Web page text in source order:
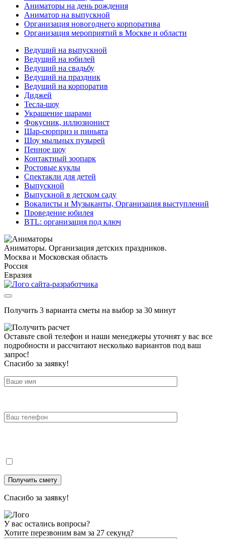
Аниматоры на день рождения
Аниматор на выпускной
Организация новогоднего корпоратива
Организация мероприятий в Москве и области
Ведущий на выпускной
Ведущий на юбилей
Ведущий на свадьбу
Ведущий на праздник
Ведущий на корпоратив
Диджей
Тесла-шоу
Украшение шарами
Фокусник, иллюзионист
Шар-сюрприз и пиньята
Шоу мыльных пузырей
Пенное шоу
Контактный зоопарк
Ростовые куклы
Спектакли для детей
Выпускной
Выпускной в детском саду
Вокалисты и Музыканты, Организация выступлений
Проведение юбилея
BTL: организация под ключ
Аниматоры. Организация детских праздников.
Москва и Московская область
Россия
Евразия
Получить 3 варианта сметы на выбор за 30 минут
Оставьте свой телефон и наши менеджеры уточнят у вас все
подробности и рассчитают несколько вариантов под ваш
запрос!
Спасибо за заявку!
Спасибо за заявку!
У вас остались вопросы?
Хотите перезвоним вам за 27 секунд?